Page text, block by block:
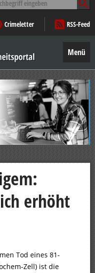
Crimeletter
RSS-Feed
Menü
erhöht
Tod eines 81-
Zell) ist die